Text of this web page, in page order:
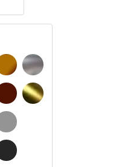
CLARO
OSCURO
AVELLANA
CHOCOLATE
GRIS
GRIS OSCURO
PLATA
ORO